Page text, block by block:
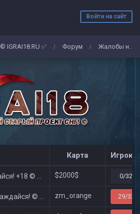
Войти на сайт
IGRAI18.RU ✅ / Форум / Жалобы на админов/игроков
Карта
+18 © Public $2000$ 0/32
© Zombie Show zm_orange 29/32